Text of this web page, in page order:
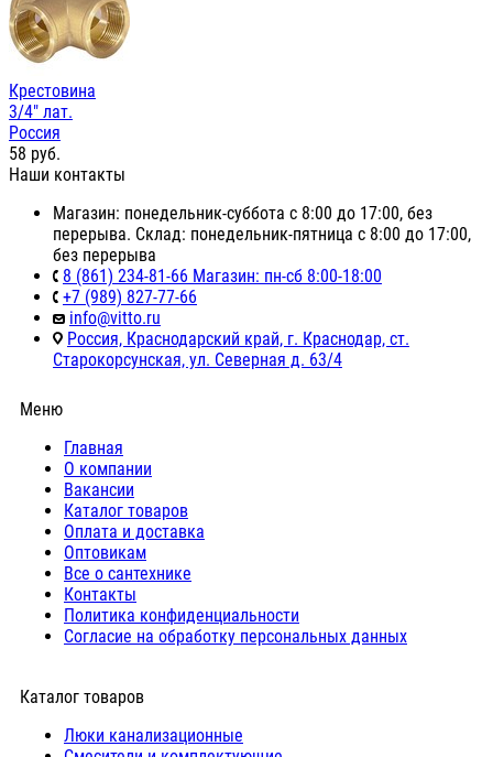
Крестовина
3/4" лат.
Россия
58 руб.
Наши контакты
Магазин: понедельник-суббота с 8:00 до 17:00, без
перерыва. Склад: понедельник-пятница с 8:00 до 17:00,
без перерыва
8 (861) 234-81-66 Магазин: пн-сб 8:00-18:00
+7 (989) 827-77-66
info@vitto.ru
Россия, Краснодарский край, г. Краснодар, ст.
Старокорсунская, ул. Северная д. 63/4
Меню
Главная
О компании
Вакансии
Каталог товаров
Оплата и доставка
Оптовикам
Все о сантехнике
Контакты
Политика конфиденциальности
Согласие на обработку персональных данных
Каталог товаров
Люки канализационные